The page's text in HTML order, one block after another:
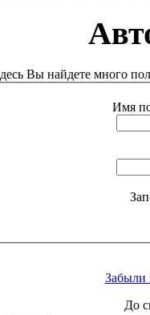
Вы найдете много
Имя
Забыли
До